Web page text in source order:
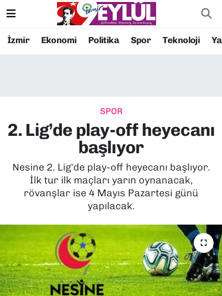
İzmir Ekonomi Politika Spor Teknoloji
SPOR
2. Lig’de play-off heyecanı
başlıyor
Nesine 2. Lig’de play-off heyecanı başlıyor.
İlk tur ilk maçları yarın oynanacak,
rövanşlar ise 4 Mayıs Pazartesi günü
yapılacak.
Resmi İlanlar
EKONOMİ
KÜLTÜR SANAT
MAGAZİN
SAĞLIK
SPOR
TEKNOLOJİ
Konak Nöbetçi Eczaneler
Süper Lig Puan Durumu ve Fikstür
Tüm Manşetler
Son Dakika Haberleri
Haber Arşivi